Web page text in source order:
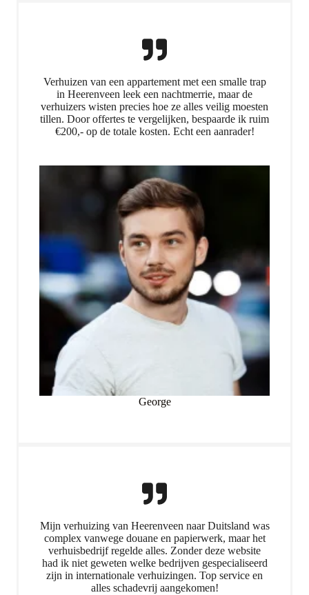
Verhuizen van een appartement met een smalle trap
in Heerenveen leek een nachtmerrie, maar de
verhuizers wisten precies hoe ze alles veilig moesten
tillen. Door offertes te vergelijken, bespaarde ik ruim
€200,- op de totale kosten. Echt een aanrader!
George
Mijn verhuizing van Heerenveen naar Duitsland was
complex vanwege douane en papierwerk, maar het
verhuisbedrijf regelde alles. Zonder deze website
had ik niet geweten welke bedrijven gespecialiseerd
zijn in internationale verhuizingen. Top service en
alles schadevrij aangekomen!